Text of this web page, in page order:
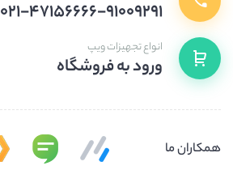
۰۲۱-۴۷۱۵۶۶۶۶-۹۱۰۰۹۲۹۱
انواع تجهیزات ویپ
ورود به فروشگاه
همکاران ما